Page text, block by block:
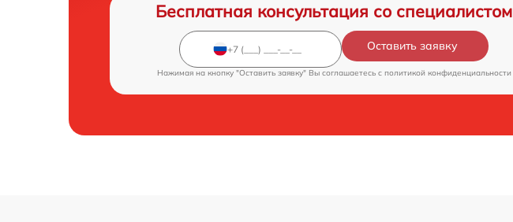
Бесплатная консультация со специалистом
Оставить заявку
Нажимая на кнопку "Оставить заявку" Вы соглашаетесь c политикой конфиденциальности